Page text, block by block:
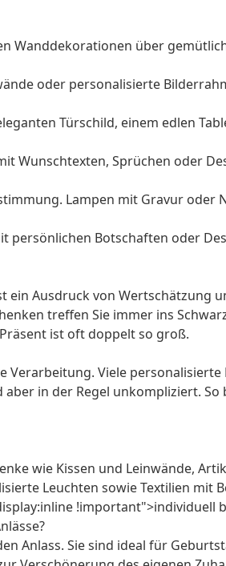
Wanddekorationen über
oder personalisierte
Türschild, einem edlen
Wunschtexten, Sprüchen oder
Lampen mit Gravur oder
persönlichen Botschaften oder
Ausdruck von Wertschätzung
treffen Sie immer ins
ist oft doppelt so groß.
Viele
in der Regel unkompliziert.
wie Kissen und Leinwände,
Leuchten sowie Textilien
!important">individuell
Anlass. Sie sind ideal für